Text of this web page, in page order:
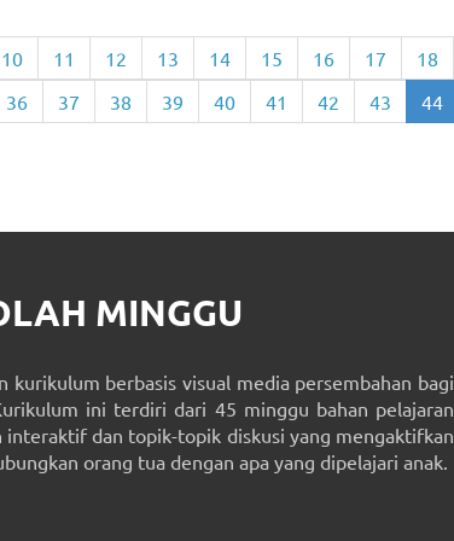
10 11 12 13 14 15 16 17 18
36
37 38 39 40 41 42 43 44
MINGGU
kurikulum berbasis visual media persembahan bagi
ini terdiri dari 45 minggu bahan pelajaran
interaktif dan topik-topik diskusi yang mengaktifkan
orang tua dengan apa yang dipelajari anak.